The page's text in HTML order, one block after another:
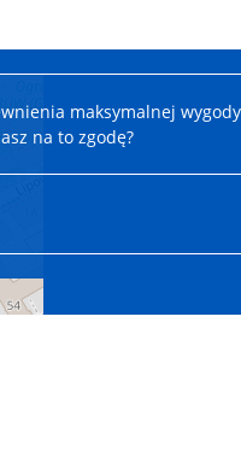
maksymalnej
na to zgodę?